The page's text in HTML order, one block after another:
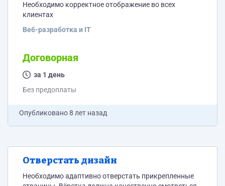
Необходимо корректное отображение во всех
клиентах
Веб-разработка и IT
Договорная
за 1 день
Без предоплаты
Опубликовано8 лет назад
Отверстать дизайн
Необходимо адаптивно отверстать прикрепленные